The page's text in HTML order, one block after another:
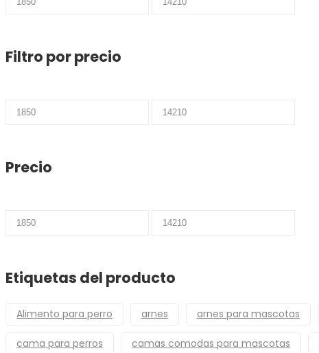
Filtro por precio
Precio
Precio
Precio
Precio
Precio
Etiquetas del producto
Alimento para perro arnes arnes para mascotas
cama para perros camas comodas para mascotas